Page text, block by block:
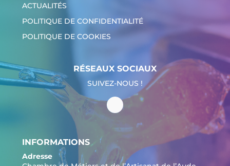
ACTUALITÉS
POLITIQUE DE CONFIDENTIALITÉ
POLITIQUE DE COOKIES
RÉSEAUX SOCIAUX
SUIVEZ-NOUS !
INFORMATIONS
Adresse